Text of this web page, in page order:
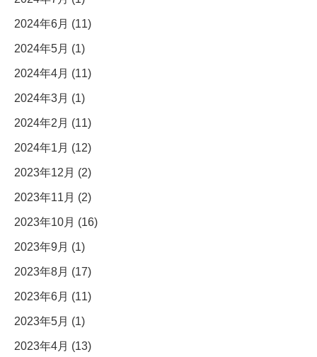
2024年6月 (11)
2024年5月 (1)
2024年4月 (11)
2024年3月 (1)
2024年2月 (11)
2024年1月 (12)
2023年12月 (2)
2023年11月 (2)
2023年10月 (16)
2023年9月 (1)
2023年8月 (17)
2023年6月 (11)
2023年5月 (1)
2023年4月 (13)